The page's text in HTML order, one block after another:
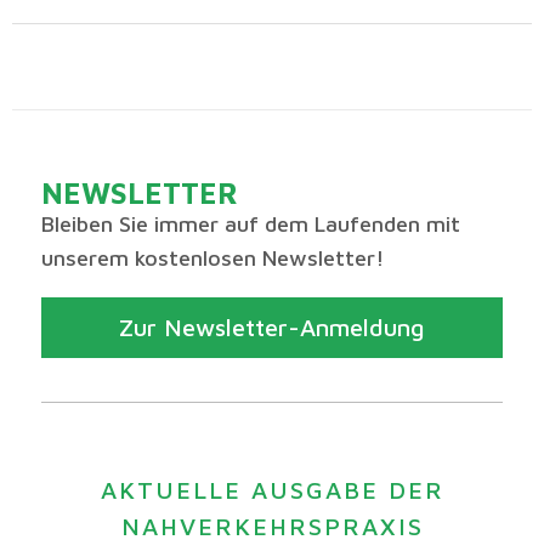
NEWSLETTER
Bleiben Sie immer auf dem Laufenden mit
unserem kostenlosen Newsletter!
Zur Newsletter-Anmeldung
AKTUELLE AUSGABE DER
NAHVERKEHRSPRAXIS